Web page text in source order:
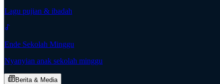
Lagu pujian & ibadah
Ende Sekolah Minggu
Nyanyian anak sekolah minggu
Berita & Media